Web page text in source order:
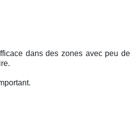
dans des zones avec peu de